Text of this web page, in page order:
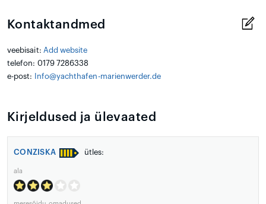
Kontaktandmed
veebisait: Add website
telefon: 0179 7286338
e-post:
Info@yachthafen-marienwerder.de
Kirjeldused ja ülevaated
CONZISKA ütles:
ala